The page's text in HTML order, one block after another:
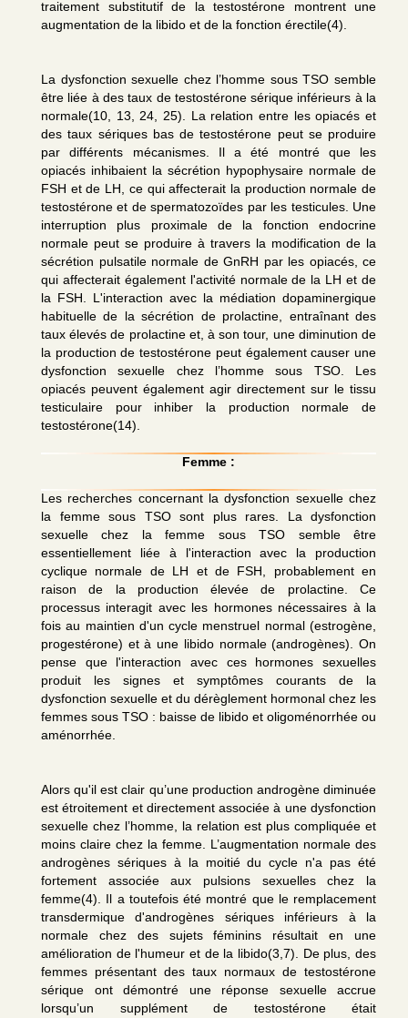
traitement substitutif de la testostérone montrent une
augmentation de la libido et de la fonction érectile(4).
La dysfonction sexuelle chez l’homme sous TSO semble
être liée à des taux de testostérone sérique inférieurs à la
normale(10, 13, 24, 25). La relation entre les opiacés et
des taux sériques bas de testostérone peut se produire
par différents mécanismes. Il a été montré que les
opiacés inhibaient la sécrétion hypophysaire normale de
FSH et de LH, ce qui affecterait la production normale de
testostérone et de spermatozoïdes par les testicules. Une
interruption plus proximale de la fonction endocrine
normale peut se produire à travers la modification de la
sécrétion pulsatile normale de GnRH par les opiacés, ce
qui affecterait également l'activité normale de la LH et de
la FSH. L'interaction avec la médiation dopaminergique
habituelle de la sécrétion de prolactine, entraînant des
taux élevés de prolactine et, à son tour, une diminution de
la production de testostérone peut également causer une
dysfonction sexuelle chez l’homme sous TSO. Les
opiacés peuvent également agir directement sur le tissu
testiculaire pour inhiber la production normale de
testostérone(14).
Femme :
Les recherches concernant la dysfonction sexuelle chez
la femme sous TSO sont plus rares. La dysfonction
sexuelle chez la femme sous TSO semble être
essentiellement liée à l'interaction avec la production
cyclique normale de LH et de FSH, probablement en
raison de la production élevée de prolactine. Ce
processus interagit avec les hormones nécessaires à la
fois au maintien d'un cycle menstruel normal (estrogène,
progestérone) et à une libido normale (androgènes). On
pense que l'interaction avec ces hormones sexuelles
produit les signes et symptômes courants de la
dysfonction sexuelle et du dérèglement hormonal chez les
femmes sous TSO : baisse de libido et oligoménorrhée ou
aménorrhée.
Alors qu'il est clair qu’une production androgène diminuée
est étroitement et directement associée à une dysfonction
sexuelle chez l’homme, la relation est plus compliquée et
moins claire chez la femme. L’augmentation normale des
androgènes sériques à la moitié du cycle n'a pas été
fortement associée aux pulsions sexuelles chez la
femme(4). Il a toutefois été montré que le remplacement
transdermique d'androgènes sériques inférieurs à la
normale chez des sujets féminins résultait en une
amélioration de l'humeur et de la libido(3,7). De plus, des
femmes présentant des taux normaux de testostérone
sérique ont démontré une réponse sexuelle accrue
lorsqu’un supplément de testostérone était